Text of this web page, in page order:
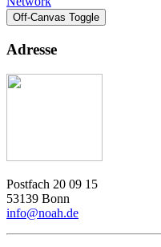
Off-Canvas Toggle
Adresse
Postfach 20 09 15
53139 Bonn
info@noah.de